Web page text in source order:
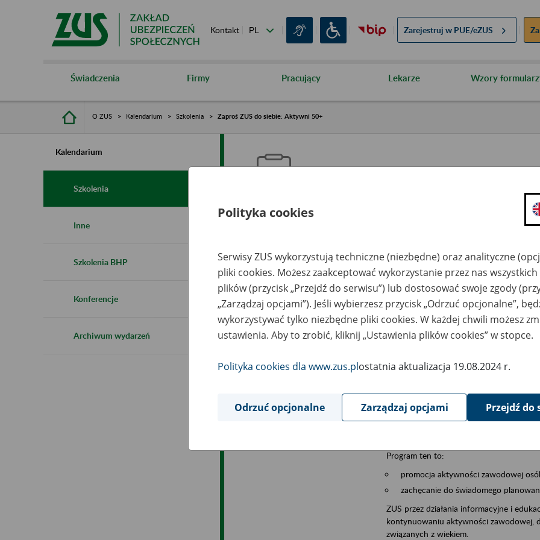
Kontakt Zarejestruj w PUE/eZUS
Świadczenia Firmy Pracujący Lekarze Wzory
O ZUS Kalendarium Szkolenia Zaproś ZUS do siebie: Aktywni 50+
Kalendarium
Szkolenia
Inne
Szkolenia BHP
Konferencje
Archiwum wydarzeń
Zaproś ZUS do siebie: Aktywni
Rodzaj wydarzenia Szkolenia
Essential area płatnicy, ubezpieczeni, świadczeniobiorcy
Event description
Szkolenie stacjonarne w siedzibie firmy,
Zgłoszenia przyjmujemy na adres e-mail:
W temacie wiadomości wpisz: Zaproś
Poznań/Konin/Koło/Turek/Słupca/
Aktywni 50+ to inicjatywa, która
Program ten to:
promocja aktywności zawodowej
zachęcanie do świadomego
ZUS przez działania informacyjne i
kontynuowaniu aktywności zawodowej,
związanych z wiekiem.
Polityka cookies
Serwisy ZUS wykorzystują techniczne (niezbędne) oraz analityczne
pliki cookies. Możesz zaakceptować wykorzystanie przez nas
plików (przycisk „Przejdź do serwisu”) lub dostosować swoje zgody
„Zarządzaj opcjami”). Jeśli wybierzesz przycisk „Odrzuć opcjonalne”,
wykorzystywać tylko niezbędne pliki cookies. W każdej chwili możesz
ustawienia. Aby to zrobić, kliknij „Ustawienia plików cookies” w stopce.
Polityka cookies dla www.zus.plostatnia aktualizacja 19.08.2024 r.
Odrzuć opcjonalne Zarządzaj opcjami Przejdź do